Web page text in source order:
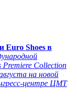
Euro Shoes в
Premiere Collection
на новой
центре ЦМТ